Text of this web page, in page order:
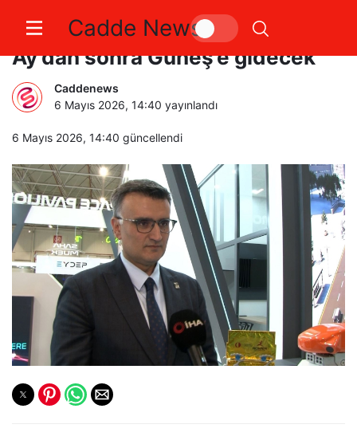
Cadde News
ODTÜ’nün mikro keşif aracı
Ay’dan sonra Güneş’e gidecek
Caddenews
6 Mayıs 2026, 14:40 yayınlandı
6 Mayıs 2026, 14:40 güncellendi